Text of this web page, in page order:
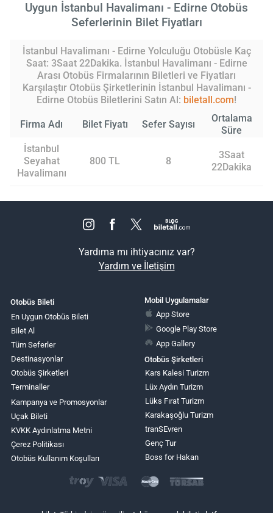
Uygun İstanbul Havalimanı - Edirne Otobüs
Seferlerinin Bilet Fiyatları
İstanbul Havalimanı - Edirne Yolculuğu Otobüsle Kaç
Saat: 3Saat 22Dakika. İstanbul Havalimanı - Edirne
Arası Otobüs Firmalarının Biletleri ve Fiyatları
Karşılaştır Otobüs Şirketlerinin İstanbul Havalimanı -
Edirne Otobüs Biletlerini Satın Al: biletall.com!
Firma Adı Bilet Fiyatı Sefer Sayısı
Ortalama
Süre
İstanbul
Seyahat
Havalimanı
800 TL 8
3Saat
22Dakika
Yardıma mı ihtiyacınız var?
Yardım ve İletişim
Otobüs Bileti
En Uygun Otobüs Bileti
Bilet Al
Tüm Seferler
Destinasyonlar
Otobüs Şirketleri
Terminaller
Kampanya ve Promosyonlar
Uçak Bileti
KVKK Aydınlatma Metni
Çerez Politikası
Otobüs Kullanım Koşulları
Mobil Uygulamalar
App Store
Google Play Store
App Gallery
Otobüs Şirketleri
Kars Kalesi Turizm
Lüx Aydın Turizm
Lüks Fırat Turizm
Karakaşoğlu Turizm
tranSEvren
Genç Tur
Boss for Hakan